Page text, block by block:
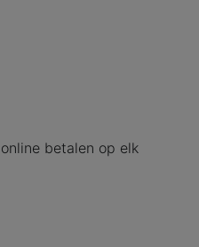
betalen op elk